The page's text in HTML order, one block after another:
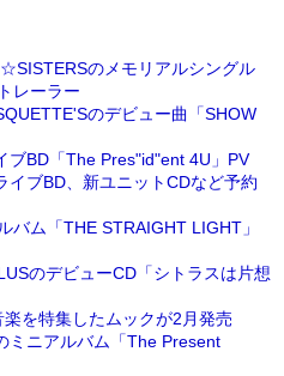
のメモリアルシングル
レーラー
のデビュー曲「SHOW
ブBD「The Pres"id"ent 4U」PV
イブBD、新ユニットCDなど予約
バム「THE STRAIGHT LIGHT」
のデビューCD「シトラスは片想
楽を特集したムックが2月発売
ミニアルバム「The Present